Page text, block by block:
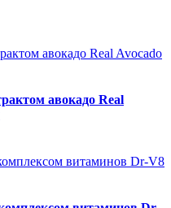
авокадо Real